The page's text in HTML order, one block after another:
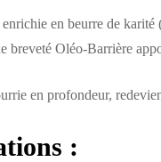
en beurre de
breveté Oléo-Barrière
en profondeur,
: